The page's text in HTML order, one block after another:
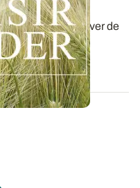
2027 pour cultiver de